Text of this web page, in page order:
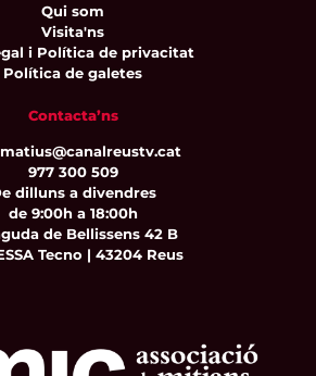
Qui som
Visita'ns
i Política de privacitat
Política de galetes
Contacta’ns
977 300 509
dilluns a divendres
de 9:00h a 18:00h
de Bellissens 42 B
Tecno | 43204 Reus